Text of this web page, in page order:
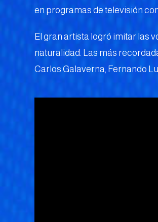
en programas de televisión
El gran artista logró imitar las
naturalidad. Las más
Carlos Galaverna, Fernando